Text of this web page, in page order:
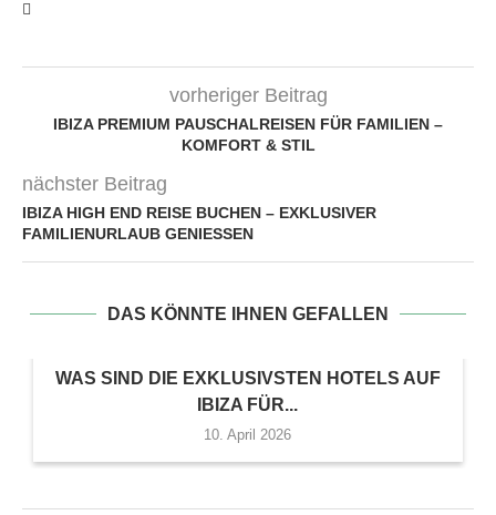
vorheriger Beitrag
IBIZA PREMIUM PAUSCHALREISEN FÜR FAMILIEN –
KOMFORT & STIL
nächster Beitrag
IBIZA HIGH END REISE BUCHEN – EXKLUSIVER
FAMILIENURLAUB GENIESSEN
DAS KÖNNTE IHNEN GEFALLEN
WAS SIND DIE EXKLUSIVSTEN HOTELS AUF
IBIZA FÜR...
10. April 2026